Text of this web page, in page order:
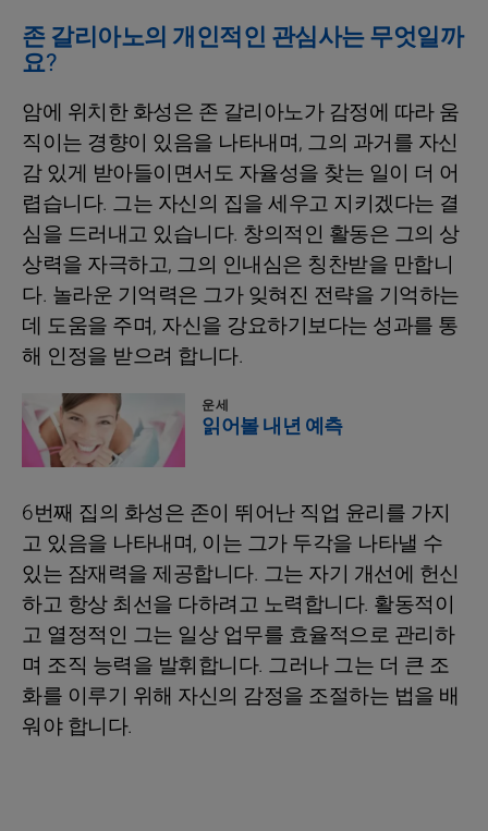
존 갈리아노의 개인적인 관심사는 무엇일까
요?
암에 위치한 화성은 존 갈리아노가 감정에 따라 움
직이는 경향이 있음을 나타내며, 그의 과거를 자신
감 있게 받아들이면서도 자율성을 찾는 일이 더 어
렵습니다. 그는 자신의 집을 세우고 지키겠다는 결
심을 드러내고 있습니다. 창의적인 활동은 그의 상
상력을 자극하고, 그의 인내심은 칭찬받을 만합니
다. 놀라운 기억력은 그가 잊혀진 전략을 기억하는
데 도움을 주며, 자신을 강요하기보다는 성과를 통
해 인정을 받으려 합니다.
운세
읽어볼 내년 예측
6번째 집의 화성은 존이 뛰어난 직업 윤리를 가지
고 있음을 나타내며, 이는 그가 두각을 나타낼 수
있는 잠재력을 제공합니다. 그는 자기 개선에 헌신
하고 항상 최선을 다하려고 노력합니다. 활동적이
고 열정적인 그는 일상 업무를 효율적으로 관리하
며 조직 능력을 발휘합니다. 그러나 그는 더 큰 조
화를 이루기 위해 자신의 감정을 조절하는 법을 배
워야 합니다.